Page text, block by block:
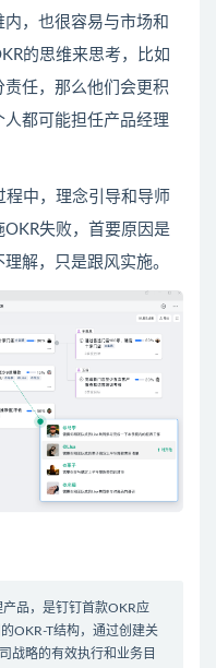
，也很容易与市场和
的思维来思考，比如
任，那么他们会更积
都可能担任产品经理
程中，理念引导和导师
失败，首要原因是
解，只是跟风实施。
品，是钉钉首款OKR应
OKR-T结构，通过创建关
战略的有效执行和业务目